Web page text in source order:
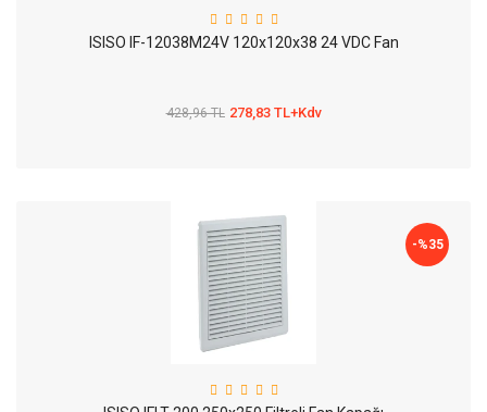
ISISO IF-12038M24V 120x120x38 24 VDC Fan
428,96 TL 278,83 TL+Kdv
-%35